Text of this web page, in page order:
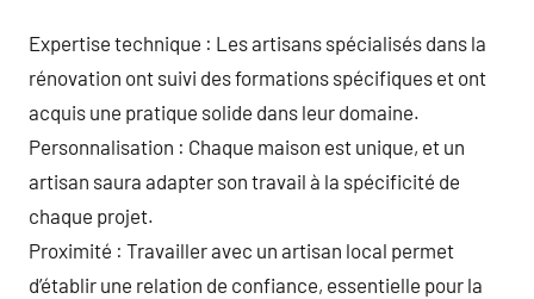
Expertise technique : Les artisans spécialisés dans la
rénovation ont suivi des formations spécifiques et ont
acquis une pratique solide dans leur domaine.
Personnalisation : Chaque maison est unique, et un
artisan saura adapter son travail à la spécificité de
chaque projet.
Proximité : Travailler avec un artisan local permet
d’établir une relation de confiance, essentielle pour la